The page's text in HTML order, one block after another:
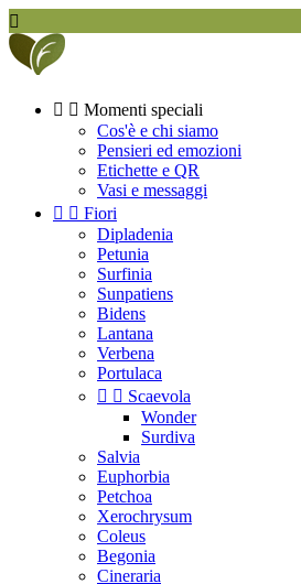

  Momenti speciali
Cos'è e chi siamo
Pensieri ed emozioni
Etichette e QR
Vasi e messaggi
  Fiori
Dipladenia
Petunia
Surfinia
Sunpatiens
Bidens
Lantana
Verbena
Portulaca
  Scaevola
Wonder
Surdiva
Salvia
Euphorbia
Petchoa
Xerochrysum
Coleus
Begonia
Cineraria